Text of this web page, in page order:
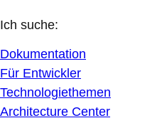
Ich suche:
Dokumentation
Für Entwickler
Technologiethemen
Architecture Center